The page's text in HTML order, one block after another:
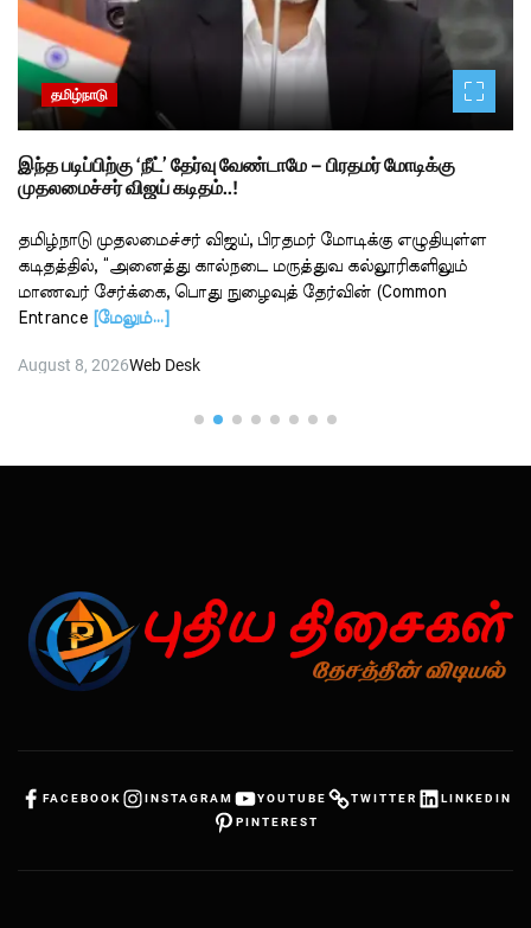
தமிழ்நாடு
இந்த படிப்பிற்கு ‘நீட்’ தேர்வு வேண்டாமே – பிரதமர் மோடிக்கு
முதலமைச்சர் விஜய் கடிதம்..!
தமிழ்நாடு முதலமைச்சர் விஜய், பிரதமர் மோடிக்கு எழுதியுள்ள
கடிதத்தில், “அனைத்து கால்நடை மருத்துவ கல்லூரிகளிலும்
மாணவர் சேர்க்கை, பொது நுழைவுத் தேர்வின் (Common
Entrance [மேலும்…]
August 8, 2026Web Desk
FACEBOOK INSTAGRAM YOUTUBE TWITTER
LINKEDIN
PINTEREST